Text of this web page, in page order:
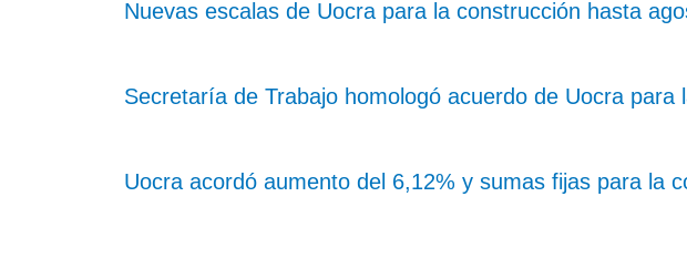
Nuevas escalas de Uocra para la construcción hasta
Secretaría de Trabajo homologó acuerdo de Uocra para
Uocra acordó aumento del 6,12% y sumas fijas para la